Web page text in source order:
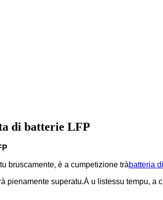
di batterie LFP
bruscamente, è a cumpetizione tràbatteria
pienamente superatu.À u listessu tempu, a